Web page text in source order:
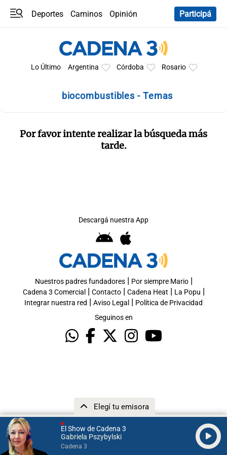
El Show de Cadena 3
Gabriela Pszybylski
Cadena 3
Elegí tu emisora
Deportes Caminos
Opinión
Participá
Lo Último Argentina Córdoba Rosario
biocombustibles - Temas
Por favor intente realizar la búsqueda más
tarde.
Descargá nuestra App
Nuestros padres fundadores| Por siempre Mario|
Cadena 3 Comercial | Contacto| Cadena Heat | La Popu |
Integrar nuestra red | Aviso Legal | Política de Privacidad
Seguinos en